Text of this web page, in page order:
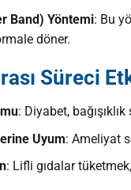
Band) Yöntemi: Bu
döner.
Süreci
: Diyabet,
Uyum: Ameliyat
: Lifli gıdalar